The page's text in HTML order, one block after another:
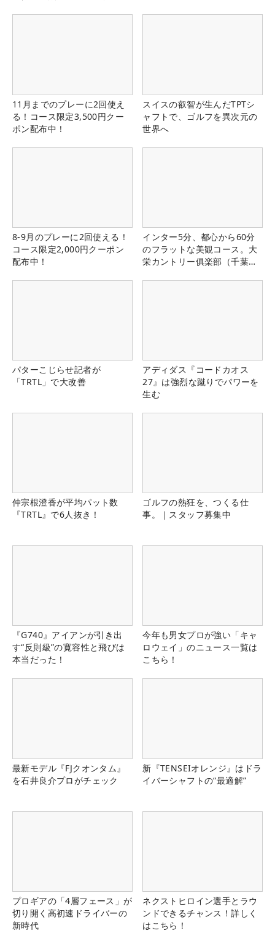
11月までのプレーに2回使え
る！コース限定3,500円クー
ポン配布中！
スイスの叡智が生んだTPTシ
ャフトで、ゴルフを異次元の
世界へ
8-9月のプレーに2回使える！
コース限定2,000円クーポン
配布中！
インター5分、都心から60分
のフラットな美観コース。大
栄カントリー俱楽部（千葉
パターこじらせ記者が
「TRTL」で大改善
アディダス『コードカオス
27』は強烈な蹴りでパワーを
生む
仲宗根澄香が平均パット数
『TRTL』で6人抜き！
ゴルフの熱狂を、つくる仕
事。｜スタッフ募集中
『G740』アイアンが引き出
す“反則級”の寛容性と飛びは
本当だった！
今年も男女プロが強い「キャ
ロウェイ」のニュース一覧は
こちら！
最新モデル『FJクオンタム』
を石井良介プロがチェック
新『TENSEIオレンジ』はドラ
イバーシャフトの“最適解”
プロギアの「4層フェース」が
切り開く高初速ドライバーの
新時代
ネクストヒロイン選手とラウ
ンドできるチャンス！詳しく
はこちら！